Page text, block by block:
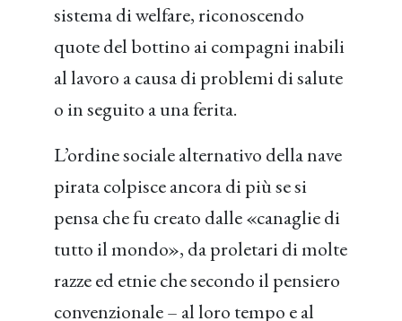
sistema di welfare, riconoscendo
quote del bottino ai compagni inabili
al lavoro a causa di problemi di salute
o in seguito a una ferita.
L’ordine sociale alternativo della nave
pirata colpisce ancora di più se si
pensa che fu creato dalle «canaglie di
tutto il mondo», da proletari di molte
razze ed etnie che secondo il pensiero
convenzionale – al loro tempo e al